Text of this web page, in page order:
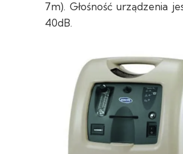
7m). Głośność urządzenia
40dB.